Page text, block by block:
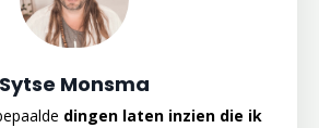
Sytse Monsma
dingen laten inzien die ik